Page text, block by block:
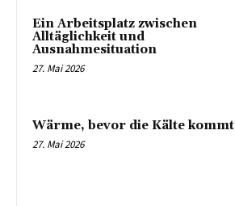
Ein Arbeitsplatz zwischen
Alltäglichkeit und
Ausnahmesituation
27. Mai 2026
Wärme, bevor die Kälte kommt
27. Mai 2026